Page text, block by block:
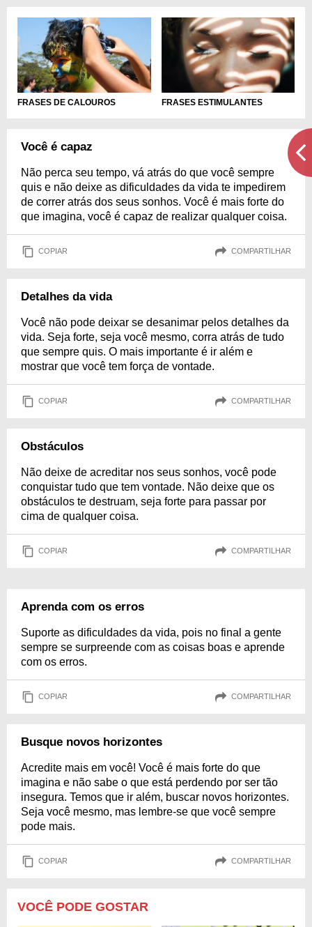
FRASES DE CALOUROS FRASES ESTIMULANTES
Você é capaz
Não perca seu tempo, vá atrás do que você sempre
quis e não deixe as dificuldades da vida te impedirem
de correr atrás dos seus sonhos. Você é mais forte do
que imagina, você é capaz de realizar qualquer coisa.
COPIAR COMPARTILHAR
Detalhes da vida
Você não pode deixar se desanimar pelos detalhes da
vida. Seja forte, seja você mesmo, corra atrás de tudo
que sempre quis. O mais importante é ir além e
mostrar que você tem força de vontade.
COPIAR COMPARTILHAR
Obstáculos
Não deixe de acreditar nos seus sonhos, você pode
conquistar tudo que tem vontade. Não deixe que os
obstáculos te destruam, seja forte para passar por
cima de qualquer coisa.
COPIAR COMPARTILHAR
Aprenda com os erros
Suporte as dificuldades da vida, pois no final a gente
sempre se surpreende com as coisas boas e aprende
com os erros.
COPIAR COMPARTILHAR
Busque novos horizontes
Acredite mais em você! Você é mais forte do que
imagina e não sabe o que está perdendo por ser tão
insegura. Temos que ir além, buscar novos horizontes.
Seja você mesmo, mas lembre-se que você sempre
pode mais.
COPIAR COMPARTILHAR
VOCÊ PODE GOSTAR